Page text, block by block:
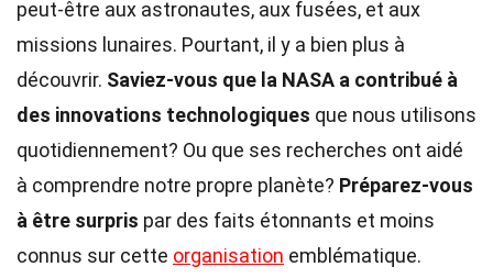
peut-être aux astronautes, aux fusées, et aux
missions lunaires. Pourtant, il y a bien plus à
découvrir. Saviez-vous que la NASA a contribué à
des innovations technologiques que nous utilisons
quotidiennement? Ou que ses recherches ont aidé
à comprendre notre propre planète? Préparez-vous
à être surpris par des faits étonnants et moins
connus sur cette organisation emblématique.